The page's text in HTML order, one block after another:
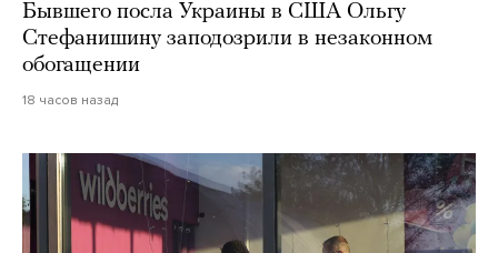
Бывшего посла Украины в США Ольгу
Стефанишину заподозрили в незаконном
обогащении
18 часов назад